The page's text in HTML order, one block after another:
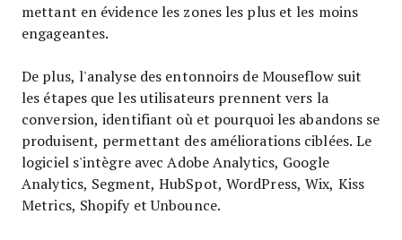
mettant en évidence les zones les plus et les moins
engageantes.
De plus, l'analyse des entonnoirs de Mouseflow suit
les étapes que les utilisateurs prennent vers la
conversion, identifiant où et pourquoi les abandons se
produisent, permettant des améliorations ciblées. Le
logiciel s'intègre avec Adobe Analytics, Google
Analytics, Segment, HubSpot, WordPress, Wix, Kiss
Metrics, Shopify et Unbounce.